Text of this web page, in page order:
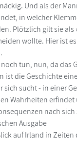
Und als der
in welcher
Plötzlich gilt sie als
wollte. Hier ist
tun, nun, da das
ist die Geschichte
sich sucht - in einer
Wahrheiten
nach sich
Ausgabe
auf Irland in Zeiten